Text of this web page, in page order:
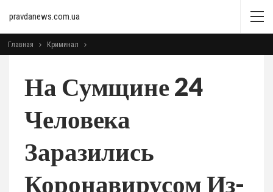
pravdanews.com.ua
Главная Криминал
На Сумщине 24
Человека
Заразились
Коронавирусом Из-